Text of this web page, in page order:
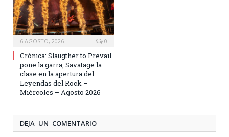
6 AGOSTO, 2026 0
Crónica: Slaugther to Prevail
pone la garra, Savatage la
clase en la apertura del
Leyendas del Rock –
Miércoles – Agosto 2026
DEJA UN COMENTARIO